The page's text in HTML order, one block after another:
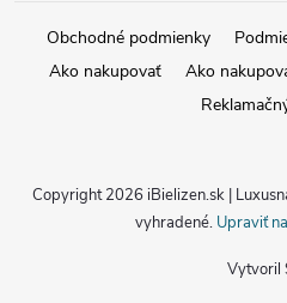
Obchodné podmienky
Ako nakupovať
Ako
Vytvoril
Copyright 2026 iBielizen.sk |
vyhradené. Upraviť